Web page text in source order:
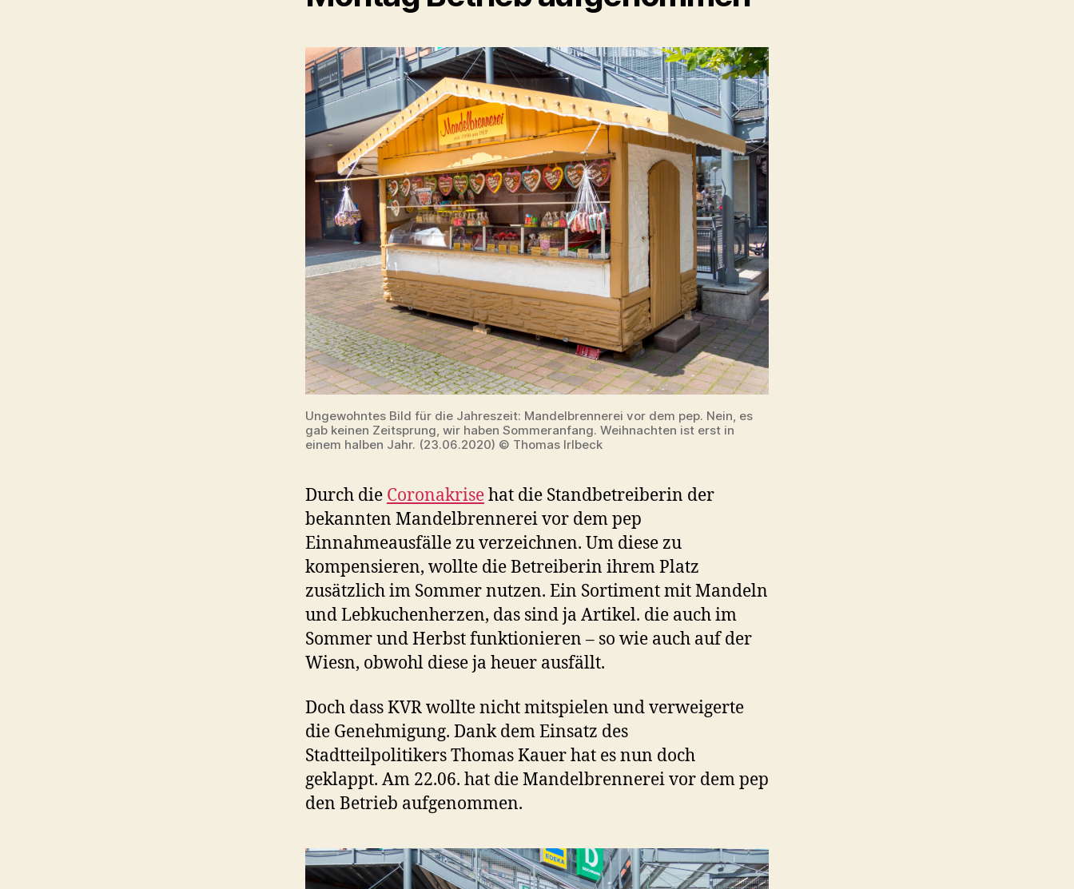
Ungewohntes Bild für die Jahreszeit: Mandelbrennerei vor dem pep. Nein, es
gab keinen Zeitsprung, wir haben Sommeranfang. Weihnachten ist erst in
einem halben Jahr. (23.06.2020) © Thomas Irlbeck
Durch die Coronakrisehat die Standbetreiberin der
bekannten Mandelbrennerei vor dem pep
Einnahmeausfälle zu verzeichnen. Um diese zu
kompensieren, wollte die Betreiberin ihrem Platz
zusätzlich im Sommer nutzen. Ein Sortiment mit Mandeln
und Lebkuchenherzen, das sind ja Artikel. die auch im
Sommer und Herbst funktionieren – so wie auch auf der
Wiesn, obwohl diese ja heuer ausfällt.
Doch dass KVR wollte nicht mitspielen und verweigerte
die Genehmigung. Dank dem Einsatz des
Stadtteilpolitikers Thomas Kauer hat es nun doch
geklappt. Am 22.06. hat die Mandelbrennerei vor dem pep
den Betrieb aufgenommen.